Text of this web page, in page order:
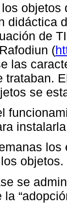
objetos
didáctica
de
(
las
trataban.
se
objetos.
se